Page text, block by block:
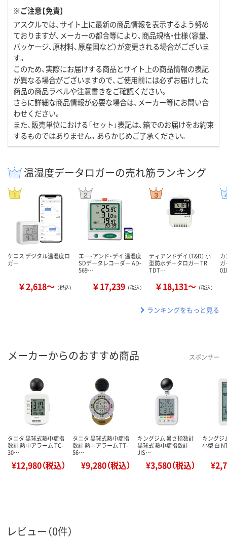
※ご注意【免責】
アスクルでは、サイト上に最新の商品情報を表示するよう努め
ておりますが、メーカーの都合等により、商品規格・仕様（容量、
パッケージ、原材料、原産国など）が変更される場合がございま
す。
このため、実際にお届けする商品とサイト上の商品情報の表記
が異なる場合がございますので、ご使用前には必ずお届けした
商品の商品ラベルや注意書きをご確認ください。
さらに詳細な商品情報が必要な場合は、メーカー等にお問い合
わせください。
また、販売単位における「セット」表記は、箱でのお届けをお約束
するものではありません。あらかじめご了承ください。
温湿度データロガーの売れ筋ランキング
ケニス デジタル温湿度ロ
ガー
￥2,618～ （税込）
エー・アンド・デイ 温湿度
SDデータレコーダー AD-
569…
￥17,239 （税込）
ティアンドデイ（T&D） 小
型防水データロガー TR
TDT…
￥18,131～ （税込）
ガ
ランキングをもっと見る
メーカーからのおすすめ商品 スポンサー
タニタ 黒球式熱中症指
数計 熱中アラーム TC-
30…
¥12,980（税込）
タニタ 黒球式熱中症指
数計 熱中アラーム TT-
56…
¥9,280（税込）
キングジム 暑さ指数計
黒球式 熱中症指数計
JIS…
¥3,580（税込）
キングジ
小型 白
レビュー（0件）